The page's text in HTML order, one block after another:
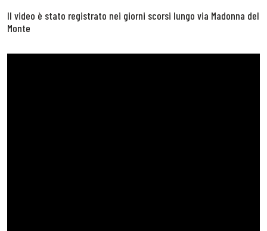
Il video è stato registrato nei giorni scorsi lungo via Madonna del
Monte